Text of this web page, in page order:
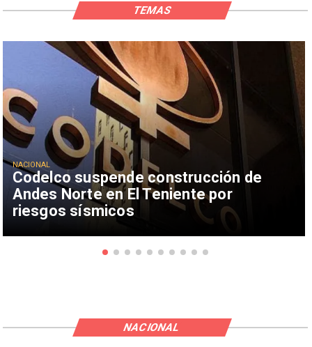
Codelco suspende construcción de
Andes Norte en El Teniente por
riesgos sísmicos
NACIONAL
TEMAS
NACIONAL